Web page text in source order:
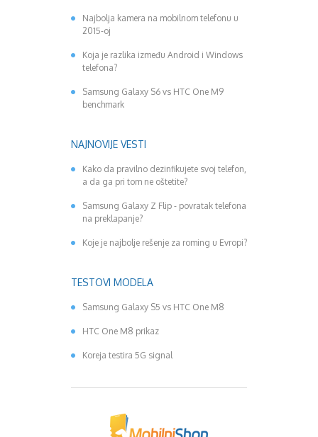
Najbolja kamera na mobilnom telefonu u
2015-oj
Koja je razlika između Android i Windows
telefona?
Samsung Galaxy S6 vs HTC One M9
benchmark
NAJNOVIJE VESTI
Kako da pravilno dezinfikujete svoj telefon,
a da ga pri tom ne oštetite?
Samsung Galaxy Z Flip - povratak telefona
na preklapanje?
Koje je najbolje rešenje za roming u Evropi?
TESTOVI MODELA
Samsung Galaxy S5 vs HTC One M8
HTC One M8 prikaz
Koreja testira 5G signal